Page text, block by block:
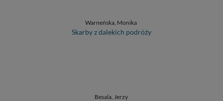
Warneńska, Monika
Skarby z dalekich podróży
Besala, Jerzy